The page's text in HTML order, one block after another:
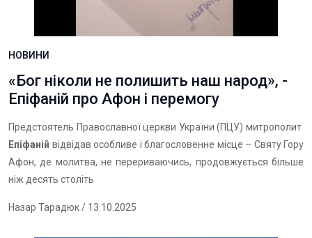
НОВИНИ
«Бог ніколи не полишить наш народ», -
Епіфаній про Афон і перемогу
Предстоятель Православної церкви України (ПЦУ) митрополит
Епіфаній відвідав особливе і благословенне місце – Святу Гору
Афон, де молитва, не перериваючись, продовжується більше
ніж десять століть
Назар Тарадюк/ 13.10.2025